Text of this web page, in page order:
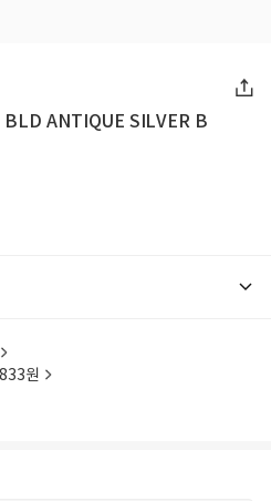
BLD ANTIQUE SILVER B
원